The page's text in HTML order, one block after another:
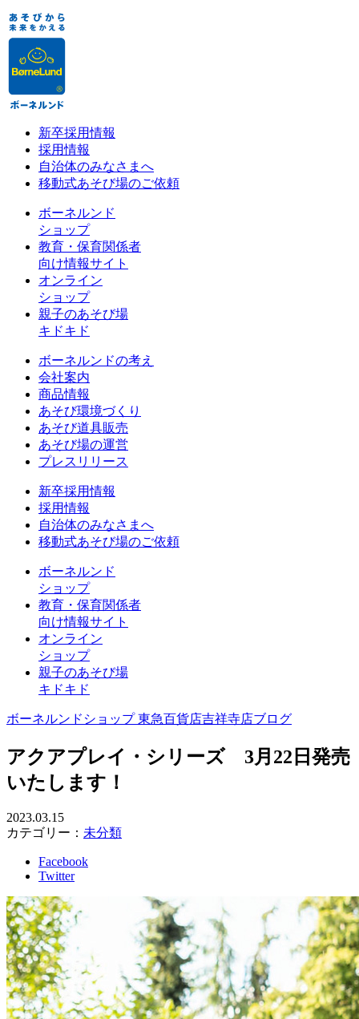
新卒採用情報
採用情報
自治体のみなさまへ
移動式あそび場のご依頼
ボーネルンド
ショップ
教育・保育関係者
向け情報サイト
オンライン
ショップ
親子のあそび場
キドキド
ボーネルンドの考え
会社案内
商品情報
あそび環境づくり
あそび道具販売
あそび場の運営
プレスリリース
新卒採用情報
採用情報
自治体のみなさまへ
移動式あそび場のご依頼
ボーネルンド
ショップ
教育・保育関係者
向け情報サイト
オンライン
ショップ
親子のあそび場
キドキド
ボーネルンドショップ 東急百貨店吉祥寺店ブログ
アクアプレイ・シリーズ 3月22日発売
いたします！
2023.03.15
カテゴリー： 未分類
Facebook
Twitter